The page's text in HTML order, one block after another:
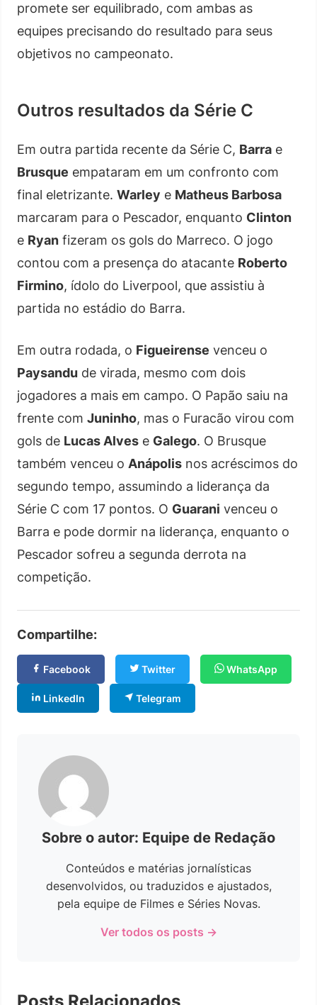
promete ser equilibrado, com ambas as
equipes precisando do resultado para seus
objetivos no campeonato.
Outros resultados da Série C
Em outra partida recente da Série C, Barra e
Brusque empataram em um confronto com
final eletrizante. Warley e Matheus Barbosa
marcaram para o Pescador, enquanto Clinton
e Ryan fizeram os gols do Marreco. O jogo
contou com a presença do atacante Roberto
Firmino, ídolo do Liverpool, que assistiu à
partida no estádio do Barra.
Em outra rodada, o Figueirense venceu o
Paysandu de virada, mesmo com dois
jogadores a mais em campo. O Papão saiu na
frente com Juninho, mas o Furacão virou com
gols de Lucas Alves e Galego. O Brusque
também venceu o Anápolis nos acréscimos do
segundo tempo, assumindo a liderança da
Série C com 17 pontos. O Guarani venceu o
Barra e pode dormir na liderança, enquanto o
Pescador sofreu a segunda derrota na
competição.
Compartilhe:
Facebook Twitter WhatsApp
LinkedIn Telegram
Sobre o autor: Equipe de Redação
Conteúdos e matérias jornalísticas
desenvolvidos, ou traduzidos e ajustados,
pela equipe de Filmes e Séries Novas.
Ver todos os posts →